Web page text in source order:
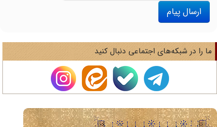
ارسال پیام
را در شبکه‌های اجتماعی دنبال کنید